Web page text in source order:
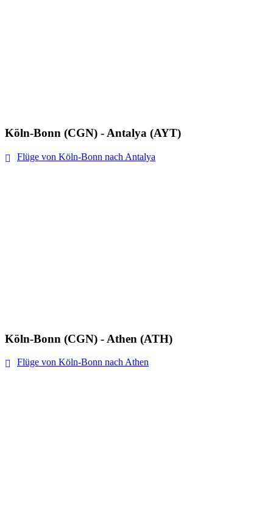
Köln-Bonn (CGN) - Antalya (AYT)
Flüge von Köln-Bonn nach Antalya
Köln-Bonn (CGN) - Athen (ATH)
Flüge von Köln-Bonn nach Athen